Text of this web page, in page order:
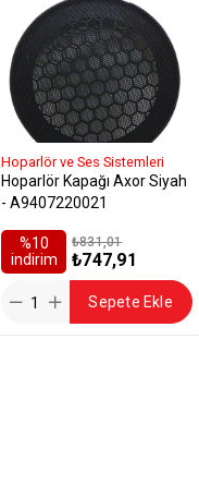
Hoparlör ve Ses Sistemleri
Hoparlör Kapağı Axor Siyah
- A9407220021
%10
i̇ndirim
₺747,91
₺831,01
Sepete Ekle